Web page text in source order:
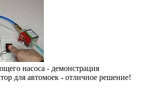
насоса - демонстрация
для автомоек - отличное решение!